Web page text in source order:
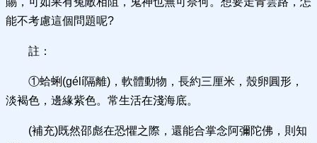
能不考慮這個問題呢?
註：
①蛤蜊(ɡélí隔離)，軟體動物，長約三厘米，殼卵圓形，
淡褐色，邊緣紫色。常生活在淺海底。
(補充)既然邵彪在恐懼之際，還能合掌念阿彌陀佛，則知